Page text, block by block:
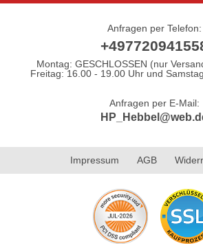
Anfragen per Telefon:
Montag: GESCHLOSSEN (nur
Freitag: 16.00 - 19.00 Uhr und
Anfragen per E-Mail:
Impressum AGB